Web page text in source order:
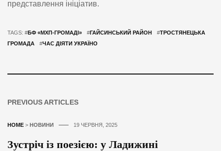
представлення ініціатив.
TAGS: #БФ «МХП-ГРОМАДІ» #ГАЙСИНСЬКИЙ РАЙОН #ТРОСТЯНЕЦЬКА
ГРОМАДА
#ЧАС ДІЯТИ УКРАЇНО
PREVIOUS ARTICLES
HOME > НОВИНИ 19 ЧЕРВНЯ, 2025
Зустріч із поезією: у Ладижині